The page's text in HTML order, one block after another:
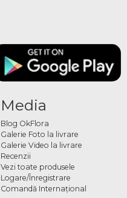
Media
Blog OkFlora
Galerie Foto la livrare
Galerie Video la livrare
Recenzii
Vezi toate produsele
Logare/Înregistrare
Comandă Internațional